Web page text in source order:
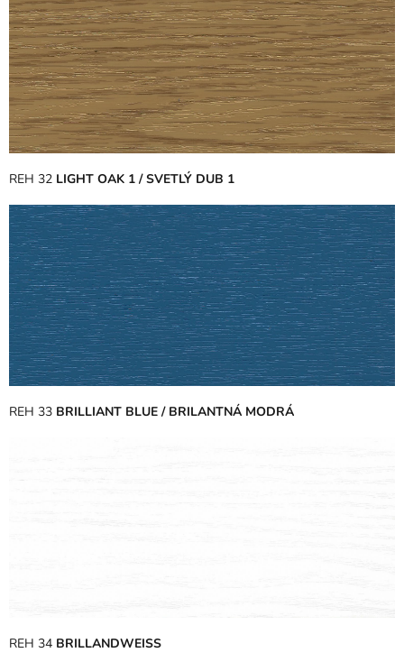
REH 32 LIGHT OAK 1 / SVETLÝ DUB 1
REH 33 BRILLIANT BLUE / BRILANTNÁ MODRÁ
REH 34 BRILLANDWEISS